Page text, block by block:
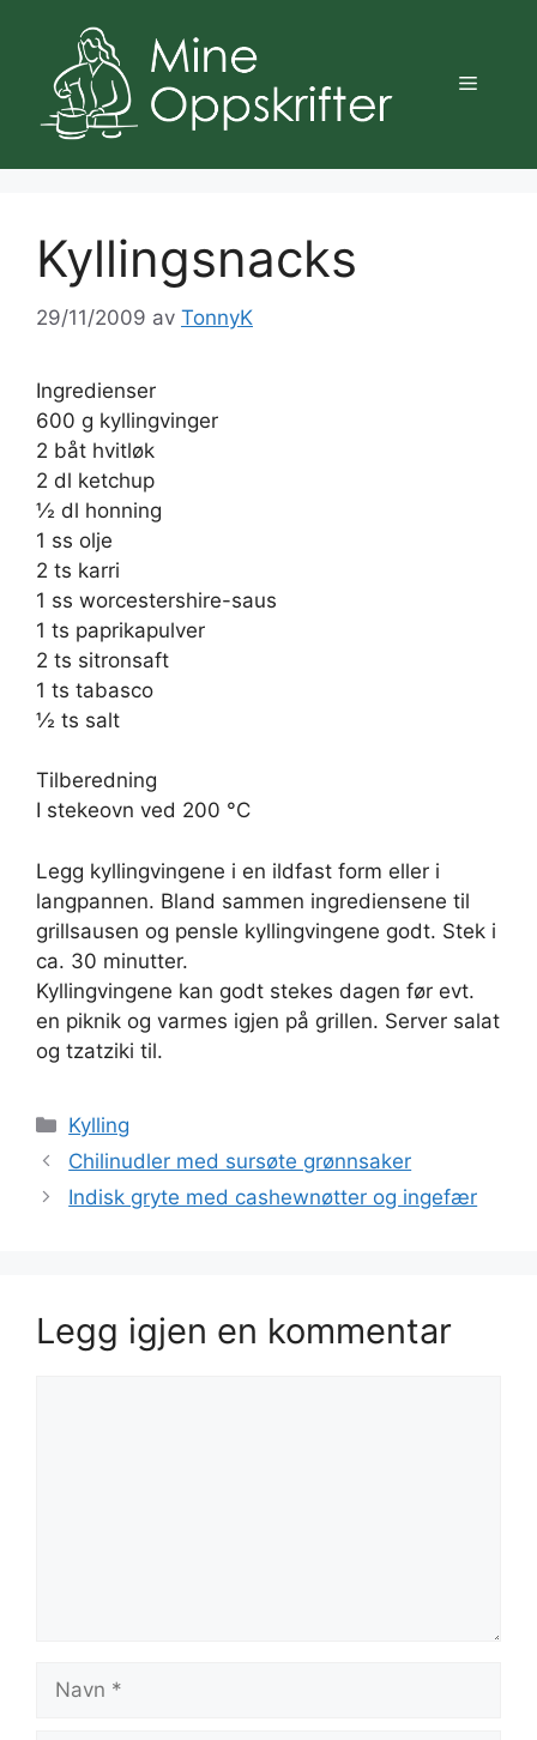
innhold
Meny
Kyllingsnacks
29/11/2009 av TonnyK
Ingredienser
600 g kyllingvinger
2 båt hvitløk
2 dl ketchup
½ dl honning
1 ss olje
2 ts karri
1 ss worcestershire-saus
1 ts paprikapulver
2 ts sitronsaft
1 ts tabasco
½ ts salt
Tilberedning
I stekeovn ved 200 °C
Legg kyllingvingene i en ildfast form eller i
langpannen. Bland sammen ingrediensene til
grillsausen og pensle kyllingvingene godt. Stek i
ca. 30 minutter.
Kyllingvingene kan godt stekes dagen før evt.
en piknik og varmes igjen på grillen. Server salat
og tzatziki til.
Kategorier
Kylling
Chilinudler med sursøte grønnsaker
Indisk gryte med cashewnøtter og ingefær
Legg igjen en kommentar